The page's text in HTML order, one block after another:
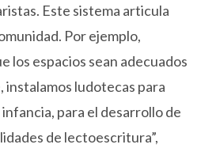
Este sistema articula
Por ejemplo,
los espacios sean adecuados
instalamos ludotecas para
para el desarrollo de
de lectoescritura”,